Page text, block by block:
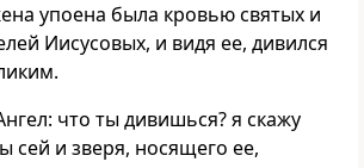
упоена была кровью святых и
Иисусовых, и видя ее, дивился
что ты дивишься? я скажу
сей и зверя, носящего ее,